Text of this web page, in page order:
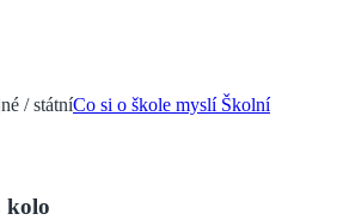
/ státníCo si o škole myslí Školní
kolo